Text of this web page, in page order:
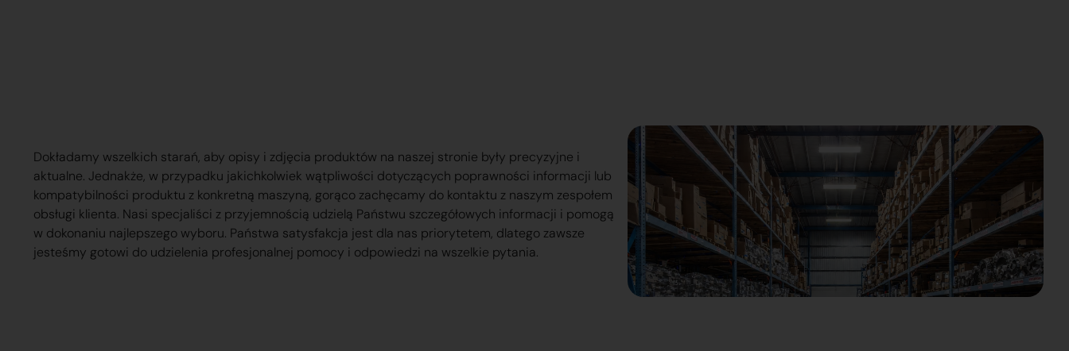
Dokładamy wszelkich starań, aby opisy i zdjęcia produktów na naszej stronie były precyzyjne i
aktualne. Jednakże, w przypadku jakichkolwiek wątpliwości dotyczących poprawności informacji lub
kompatybilności produktu z konkretną maszyną, gorąco zachęcamy do kontaktu z naszym zespołem
obsługi klienta. Nasi specjaliści z przyjemnością udzielą Państwu szczegółowych informacji i pomogą
w dokonaniu najlepszego wyboru. Państwa satysfakcja jest dla nas priorytetem, dlatego zawsze
jesteśmy gotowi do udzielenia profesjonalnej pomocy i odpowiedzi na wszelkie pytania.